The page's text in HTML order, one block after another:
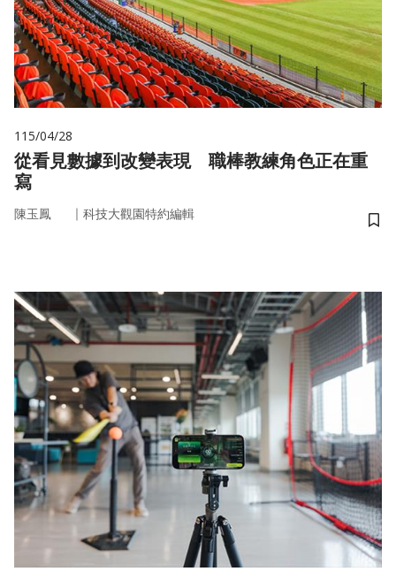
115/04/28
從看見數據到改變表現 職棒教練角色正在重
寫
陳玉鳳 ｜ 科技大觀園特約編輯
儲